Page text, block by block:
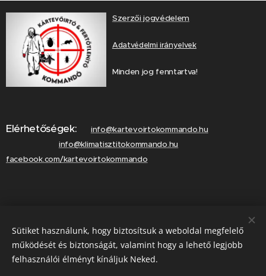
Szerzői jogvédelem
Adatvédelmi irányelvek
Minden jog fenntartva!
Elérhetőségek:
info@kartevoirtokommando.hu
info@klimatisztitokommando.hu
facebook.com/kartevoirtokommando
Hívjon minket!
Sütiket használunk, hogy biztosítsuk a weboldal megfelelő
működését és biztonságát, valamint hogy a lehető legjobb
felhasználói élményt kínáljuk Neked.